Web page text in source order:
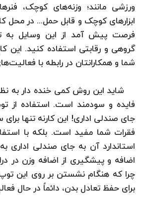
ورزشی مانند؛ وزنه‌های کوچک،
ابزارهای کوچک و قابل حمل... در محل
فرصت پیش آمد از این وسایل به
گروهی و رقابتی استفاده کنید. این
شما و همکارانتان در رابطه با
شاید این روش کمی خنده دار به نظر
فایده و سودمند است. استفاده
جای صندلی اداری! این کارنه تنها
فقرات شما مفید است. بلکه با
استاندارد آن به جای صندلی اداری
اضافه و پیشگیری از اضافه وزن در
چرا که هنگام نشستن بر روی این
برای حفظ تعادل بدن، دائماً در حال